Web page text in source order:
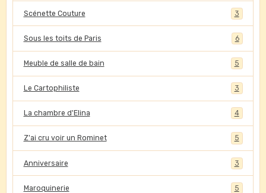
Scénette Couture 3
Sous les toits de Paris 6
Meuble de salle de bain 5
Le Cartophiliste 3
La chambre d'Elina 4
Z'ai cru voir un Rominet 5
Anniversaire 3
Maroquinerie 5